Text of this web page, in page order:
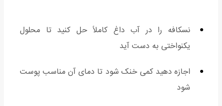
نسکافه را در آب داغ کاملاً حل کنید تا محلول
یکنواختی به دست آید
اجازه دهید کمی خنک شود تا دمای آن مناسب پوست
شود